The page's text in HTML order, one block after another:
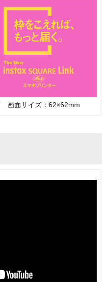
画面サイズ：62×62mm